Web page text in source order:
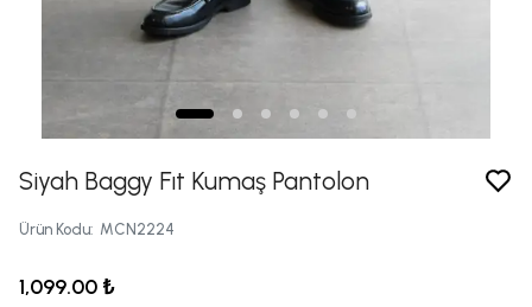
Siyah Baggy Fıt Kumaş Pantolon
Ürün Kodu: MCN2224
1,099.00 ₺